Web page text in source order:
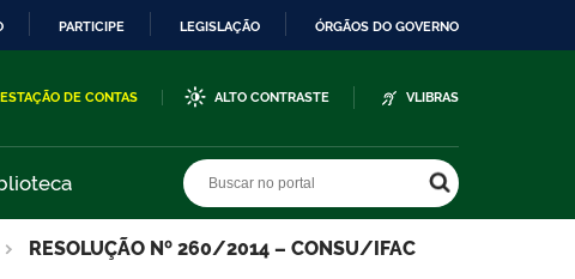
PARTICIPE LEGISLAÇÃO ÓRGÃOS DO GOVERNO
DE CONTAS ALTO CONTRASTE VLIBRAS
RESOLUÇÃO Nº 260/2014 – CONSU/IFAC